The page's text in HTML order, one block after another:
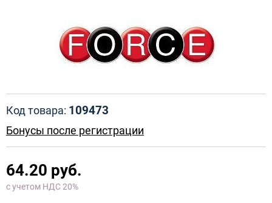
Код товара: 109473
Бонусы после регистрации
64.20 руб.
с учетом НДС 20%